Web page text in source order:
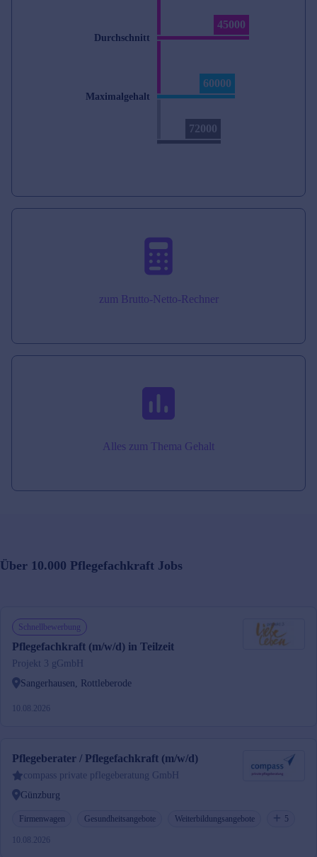
45000
Durchschnitt
60000
Maximalgehalt
72000
zum Brutto-Netto-Rechner
Alles zum Thema Gehalt
Über 10.000 Pflegefachkraft Jobs
Schnellbewerbung
Pflegefachkraft (m/w/d) in Teilzeit
Projekt 3 gGmbH
Sangerhausen, Rottleberode
10.08.2026
Pflegeberater / Pflegefachkraft (m/w/d)
compass private pflegeberatung GmbH
Günzburg
Firmenwagen Gesundheitsangebote Weiterbildungsangebote 5
10.08.2026